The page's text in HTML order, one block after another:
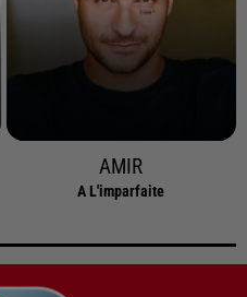
AMIR
A L'imparfaite